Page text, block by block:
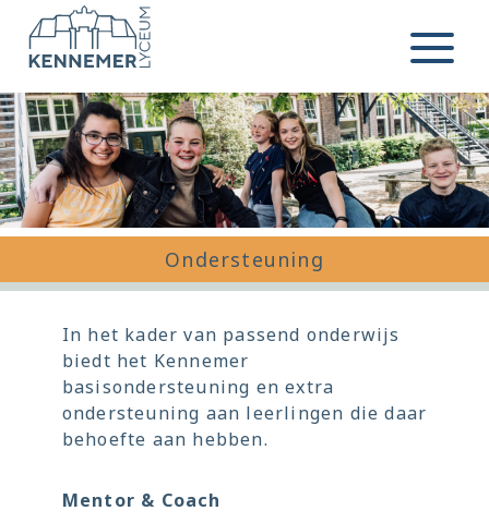
Ga naar de inhoud
Menu
Ondersteuning
In het kader van passend onderwijs
biedt het Kennemer
basisondersteuning en extra
ondersteuning aan leerlingen die daar
behoefte aan hebben.
Mentor & Coach